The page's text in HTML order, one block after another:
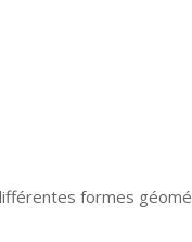
formes